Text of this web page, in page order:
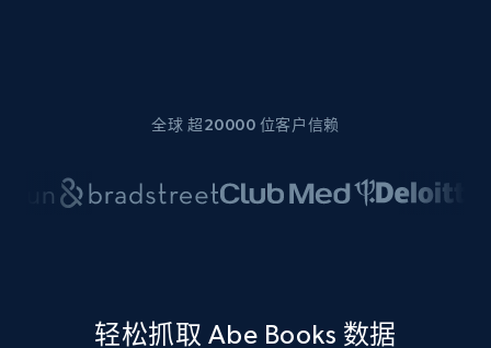
全球 超20000 位客户信赖
轻松抓取 Abe Books 数据